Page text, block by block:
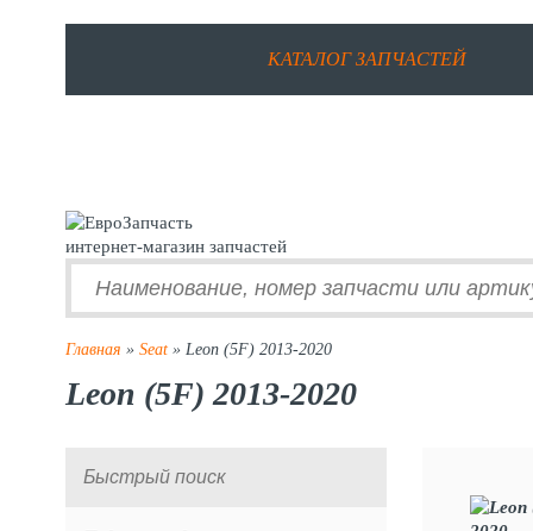
КАТАЛОГ ЗАПЧАСТЕЙ
интернет-магазин запчастей
Главная » Seat » Leon (5F) 2013-2020
Leon (5F) 2013-2020